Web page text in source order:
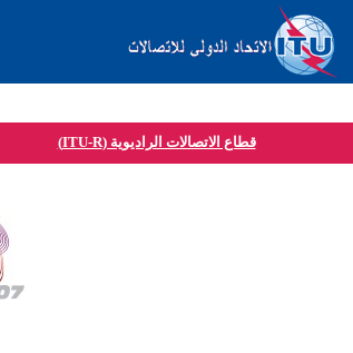
قطاع الاتصالات الراديوية (ITU-R)